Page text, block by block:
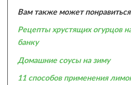
Вам также может
Рецепты хрустящих огурцов
банку
Домашние соусы на зиму
11 способов применения